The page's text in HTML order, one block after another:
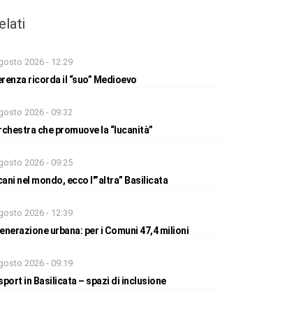
2026 - 12:29
ricorda il “suo” Medioevo
2026 - 09:32
che promuove la “lucanità”
2026 - 09:25
nel mondo, ecco l'”altra” Basilicata
2026 - 12:39
urbana: per i Comuni 47,4 milioni
2026 - 09:19
in Basilicata – spazi di inclusione